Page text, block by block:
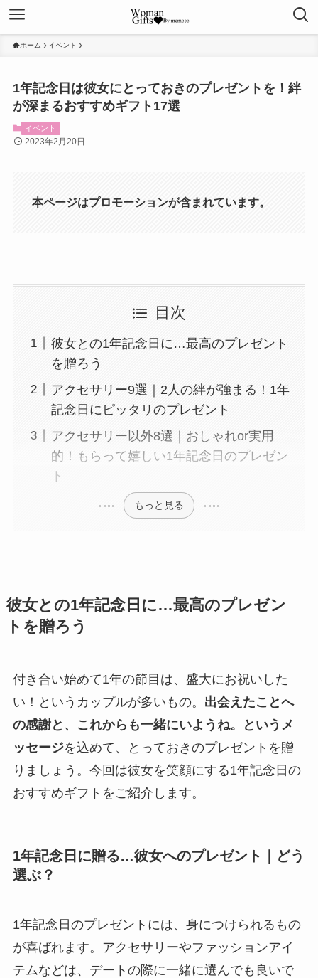
ホーム イベント
1年記念日は彼女にとっておきのプレゼントを！絆
が深まるおすすめギフト17選
イベント
2023年2月20日
本ページはプロモーションが含まれています。
目次
彼女との1年記念日に…最高のプレゼント
を贈ろう
アクセサリー9選｜2人の絆が強まる！1年
記念日にピッタリのプレゼント
アクセサリー以外8選｜おしゃれor実用
的！もらって嬉しい1年記念日のプレゼン
ト
もっと見る
彼女との1年記念日に…最高のプレゼン
トを贈ろう
付き合い始めて1年の節目は、盛大にお祝いした
い！というカップルが多いもの。 出会えたことへ
の感謝と、これからも一緒にいようね。というメ
ッセージを込めて、とっておきのプレゼントを贈
りましょう。今回は彼女を笑顔にする1年記念日の
おすすめギフトをご紹介します。
1年記念日に贈る…彼女へのプレゼント｜どう
選ぶ？
1年記念日のプレゼントには、身につけられるもの
が喜ばれます。アクセサリーやファッションアイ
テムなどは、デートの際に一緒に選んでも良いで